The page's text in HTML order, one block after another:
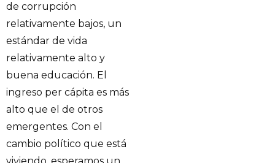
de corrupción
relativamente bajos, un
estándar de vida
relativamente alto y
buena educación. El
ingreso per cápita es más
alto que el de otros
emergentes. Con el
cambio político que está
viviendo, esperamos un